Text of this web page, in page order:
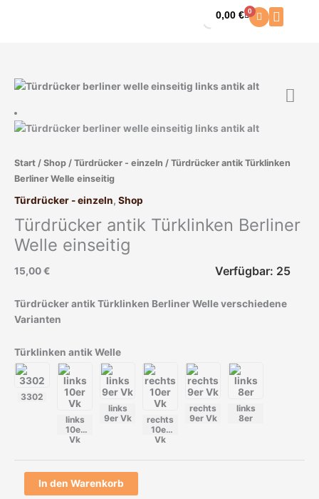
0,00€ 0
Warenkorb
Start / Shop / Türdrücker - einzeln / Türdrücker antik Türklinken
Berliner Welle einseitig
Türdrücker - einzeln, Shop
Türdrücker antik Türklinken Berliner
Welle einseitig
15,00€ Verfügbar: 25
Türdrücker antik Türklinken Berliner Welle verschiedene
Varianten
Türklinken antik Welle
3302
links
10er
Vk
links
9er Vk
rechts
10er
Vk
rechts
9er Vk
links
8er
Türdrücker
Türklinken
Berliner
einseitig
Menge
In den Warenkorb